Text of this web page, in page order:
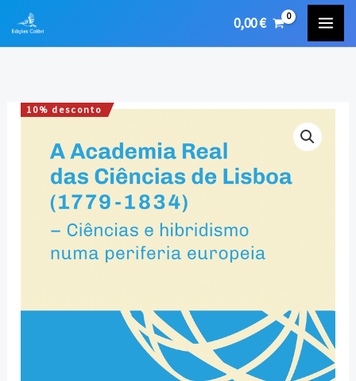
0,00€
10% desconto
preço
original
era:
preço
atual
é:
Quantidade
Academia